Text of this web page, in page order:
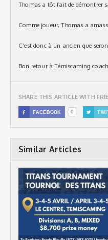
Thomas a tôt fait de démontrer
Comme joueur, Thomas a
C’est donc à un ancien que
Bon retour à Témiscaming
SHARE THIS ARTICLE WITH
 FACEBOOK 0 
Similar Articles